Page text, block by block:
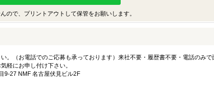
ので、プリントアウトして保管をお願いします。
。（お電話でのご応募も承っております）来社不要・履歴書不要・電話のみで
軽にお申し付け下さい。
9-27 NMF 名古屋伏見ビル2F